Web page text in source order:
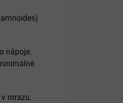
nápoje.
mrazu.